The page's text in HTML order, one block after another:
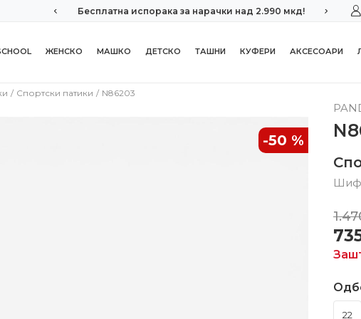
Бесплатна испорака за нарачки над 2.990 мкд!
ЖЕНСКО МАШКО ДЕТСКО ТАШНИ КУФЕРИ АКСЕСОАРИ
Спортски патики N86203
-50 %
22